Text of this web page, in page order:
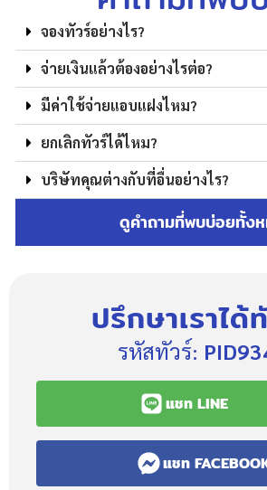
จองทัวร์อย่างไร?
จ่ายเงินแล้วต้องอย่างไรต่อ?
มีค่าใช้จ่ายแอบแฝงไหม?
ยกเลิกทัวร์ได้ไหม?
บริษัทคุณต่างกับที่อื่นอย่างไร?
ดูคำถามที่พบบ่อยทั้ง
ปรึกษาเราได้
รหัสทัวร์:
แชท LINE
แชท